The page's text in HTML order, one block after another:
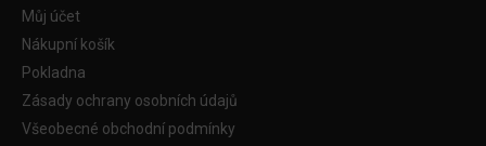
Můj účet
Nákupní košík
Pokladna
Zásady ochrany osobních údajů
Všeobecné obchodní podmínky